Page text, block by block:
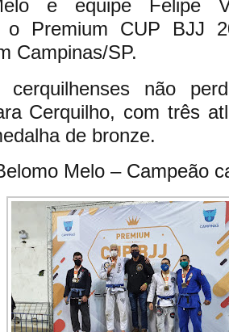
e equipe Felipe
o Premium CUP BJJ
Campinas/SP.
cerquilhenses não
Cerquilho, com três
de bronze.
Melo – Campeão